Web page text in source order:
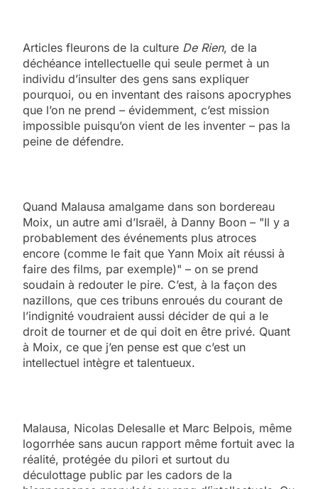
Articles fleurons de la culture De Rien, de la
déchéance intellectuelle qui seule permet à un
individu d’insulter des gens sans expliquer
pourquoi, ou en inventant des raisons apocryphes
que l’on ne prend – évidemment, c’est mission
impossible puisqu’on vient de les inventer – pas la
peine de défendre.
Quand Malausa amalgame dans son bordereau
Moix, un autre ami d’Israël, à Danny Boon – "Il y a
probablement des événements plus atroces
encore (comme le fait que Yann Moix ait réussi à
faire des films, par exemple)" – on se prend
soudain à redouter le pire. C’est, à la façon des
nazillons, que ces tribuns enroués du courant de
l’indignité voudraient aussi décider de qui a le
droit de tourner et de qui doit en être privé. Quant
à Moix, ce que j’en pense est que c’est un
intellectuel intègre et talentueux.
Malausa, Nicolas Delesalle et Marc Belpois, même
logorrhée sans aucun rapport même fortuit avec la
réalité, protégée du pilori et surtout du
déculottage public par les cadors de la